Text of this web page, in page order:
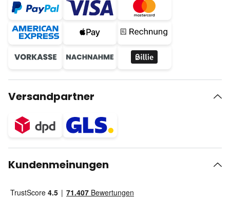
Versandpartner
Kundenmeinungen